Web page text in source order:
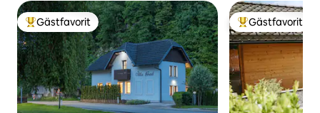
Populär gästfavorit
Gästfavorit Populär
Gästfavorit